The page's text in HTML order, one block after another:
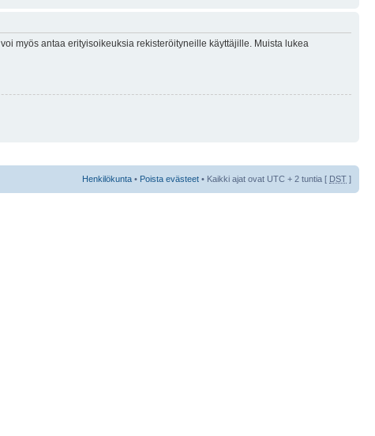
myös antaa erityisoikeuksia rekisteröityneille käyttäjille. Muista lukea
Henkilökunta • Poista evästeet • Kaikki ajat ovat UTC + 2 tuntia [ DST ]